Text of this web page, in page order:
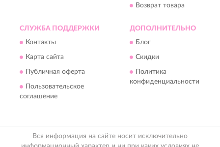
Возврат товара
СЛУЖБА ПОДДЕРЖКИ
Контакты
Карта сайта
Публичная оферта
Пользовательское
соглашение
ДОПОЛНИТЕЛЬНО
Блог
Скидки
Политика
конфиденциальности
Вся информация на сайте носит исключительно